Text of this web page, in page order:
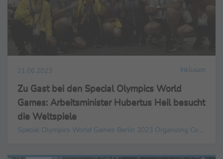
21.06.2023 Inklusion
Zu Gast bei den Special Olympics World
Games: Arbeitsminister Hubertus Heil besucht
die Weltspiele
Special Olympics World Games Berlin 2023 Organizing Committee gGmbH